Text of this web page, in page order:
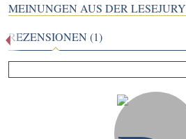
MEINUNGEN AUS DER LESEJURY
REZENSIONEN (1)